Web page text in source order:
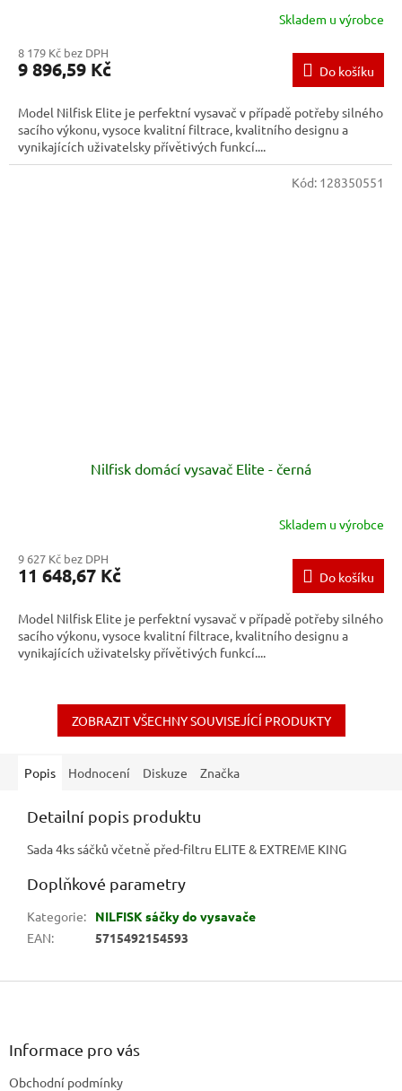
Skladem u výrobce
8 179 Kč bez DPH
9 896,59 Kč Do košíku
Model Nilfisk Elite je perfektní vysavač v případě potřeby silného
sacího výkonu, vysoce kvalitní filtrace, kvalitního designu a
vynikajících uživatelsky přívětivých funkcí....
Nilfisk domácí vysavač Elite - černá
Skladem u výrobce
9 627 Kč bez DPH
11 648,67 Kč Do košíku
Model Nilfisk Elite je perfektní vysavač v případě potřeby silného
sacího výkonu, vysoce kvalitní filtrace, kvalitního designu a
vynikajících uživatelsky přívětivých funkcí....
Kód: 128350551
ZOBRAZIT VŠECHNY SOUVISEJÍCÍ PRODUKTY
Popis Hodnocení Diskuze Značka
Detailní popis produktu
Sada 4ks sáčků včetně před-filtru ELITE & EXTREME KING
Doplňkové parametry
Kategorie:
NILFISK sáčky do vysavače
EAN: 5715492154593
Z
Informace pro vás
Obchodní podmínky